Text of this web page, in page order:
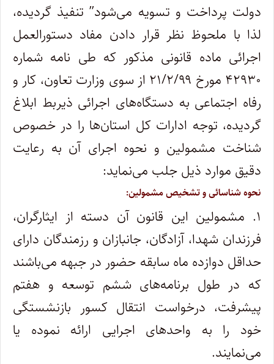
دولت پرداخت و تسویه می‌شود” تنفیذ گردیده،
لذا با ملحوظ نظر قرار دادن مفاد دستورالعمل
اجرائی ماده قانونی مذکور که طی نامه شماره
۴۲۹۳۰ مورخ ۲۱/۲/۹۹ از سوی وزارت تعاون، کار و
رفاه اجتماعی به دستگاه‌های اجرائی ذیربط ابلاغ
گردیده، توجه ادارات کل استان‌ها را در خصوص
شناخت مشمولین و نحوه اجرای آن به رعایت
دقیق موارد ذیل جلب می‌نماید:
نحوه شناسائی و تشخیص مشمولین:
۱. مشمولین این قانون آن دسته از ایثارگران،
فرزندان شهدا، آزادگان، جانبازان و رزمندگان دارای
حداقل دوازده ماه سابقه حضور در جبهه می‌باشند
که در طول برنامه‌های ششم توسعه و هفتم
پیشرفت، درخواست انتقال کسور بازنشستگی
خود را به واحدهای اجرایی ارائه نموده یا
می‌نمایند.